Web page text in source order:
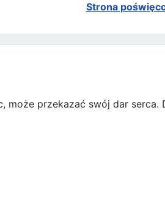
Strona
może przekazać swój dar serca.